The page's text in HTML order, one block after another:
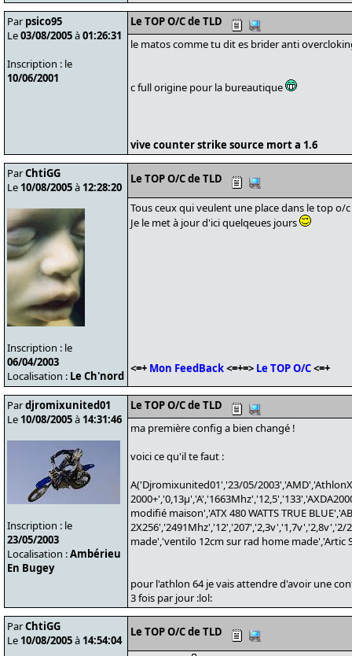
Par psico95
Le03/08/2005à01:26:31
Inscription : le
10/06/2001
Le TOP O/C de TLD
le matos comme tu dit es brider anti
c full origine pour la bureautique
vive counter strike source mort a 1.6
ParChtiGG
Le 10/08/2005à 12:28:20
Inscription : le
06/04/2003
Localisation : Le Ch'nord
Le TOP O/C de TLD
Tous ceux qui veulent une place dans le top o/
Je le met à jour d'ici quelqeues jours
<=+ Mon FeedBack<=+=> Le TOP O/C<=+
Pardjromixunited01
Le 10/08/2005à 14:31:46
Inscription : le
23/05/2003
Localisation :Ambérieu
En Bugey
Le TOP O/C de TLD
ma première config a bien changé !
voici ce qu'il te faut :
A('Djromixunited01','23/05/
modifié maison','ATX 480 WATTS TRUE
made','ventilo 12cm sur rad home made','Artic
pour l'athlon 64 je vais attendre d'avoir une
3 fois par jour :lol:
ParChtiGG
Le 10/08/2005à 14:54:04
Le TOP O/C de TLD